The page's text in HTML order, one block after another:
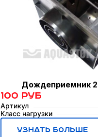
Дождеприемник
100 руб
Артикул
Класс нагрузки
Узнать больше